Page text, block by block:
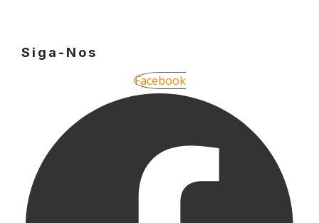
Siga-Nos
Facebook